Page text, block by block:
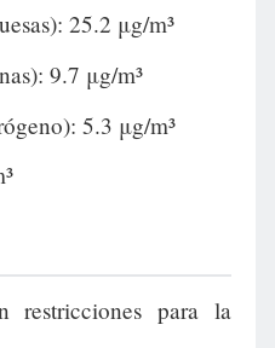
25.2 μg/m³
9.7 μg/m³
5.3 μg/m³
restricciones para la